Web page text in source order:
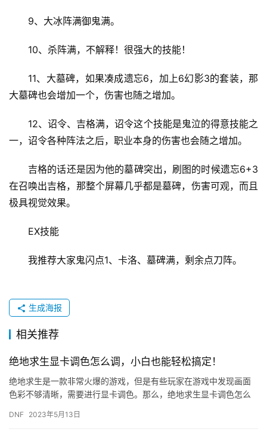
9、大冰阵满御鬼满。
10、杀阵满，不解释！很强大的技能！
11、大墓碑，如果凑成遗忘6，加上6幻影3的套装，那
大墓碑也会增加一个，伤害也随之增加。
12、诏令、吉格满，诏令这个技能是鬼泣的得意技能之
一，诏令各种阵法之后，职业本身的伤害也会随之增加。
吉格的话还是因为他的墓碑突出，刷图的时候遗忘6+3
在召唤出吉格，那整个屏幕几乎都是墓碑，伤害可观，而且
极具视觉效果。
EX技能
我推荐大家鬼闪点1、卡洛、墓碑满，剩余点刀阵。
生成海报
相关推荐
绝地求生显卡调色怎么调，小白也能轻松搞定！
绝地求生是一款非常火爆的游戏，但是有些玩家在游戏中发现画面
色彩不够清晰，需要进行显卡调色。那么，绝地求生显卡调色怎么
卡调…
DNF 2023年5月13日